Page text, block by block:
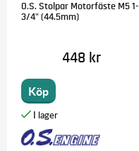
O.S. Stolpar Motorfäste M5 1-
3/4" (44.5mm)
448 kr
Köp